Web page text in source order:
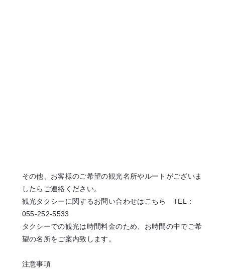
その他、お客様のご希望の観光名所やルートがございま
したらご連絡ください。
観光タクシーに関するお問い合わせはこちら TEL：
055-252-5533
タクシーでの観光は時間料金のため、お時間の中でご希
望の名所をご案内致します。
注意事項